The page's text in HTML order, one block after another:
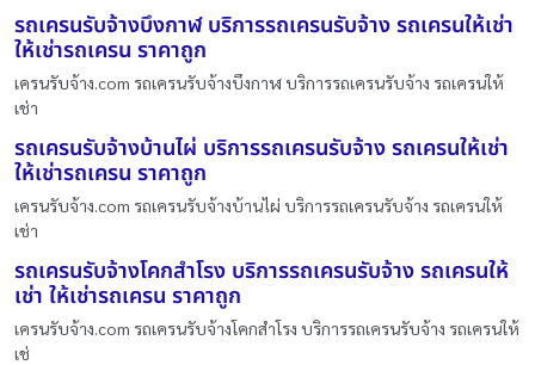
รถเครนรับจ้างบึงกาฬ บริการรถเครนรับจ้าง รถเครนให้เช่า
ให้เช่ารถเครน ราคาถูก
เครนรับจ้าง.com รถเครนรับจ้างบึงกาฬ บริการรถเครนรับจ้าง รถเครนให้
เช่า
รถเครนรับจ้างบ้านไผ่ บริการรถเครนรับจ้าง รถเครนให้เช่า
ให้เช่ารถเครน ราคาถูก
เครนรับจ้าง.com รถเครนรับจ้างบ้านไผ่ บริการรถเครนรับจ้าง รถเครนให้
เช่า
รถเครนรับจ้างโคกสำโรง บริการรถเครนรับจ้าง รถเครนให้
เช่า ให้เช่ารถเครน ราคาถูก
เครนรับจ้าง.com รถเครนรับจ้างโคกสำโรง บริการรถเครนรับจ้าง รถเครนให้
เช่